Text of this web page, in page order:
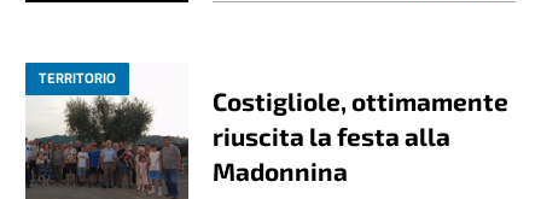
TERRITORIO
Costigliole, ottimamente
riuscita la festa alla
Madonnina